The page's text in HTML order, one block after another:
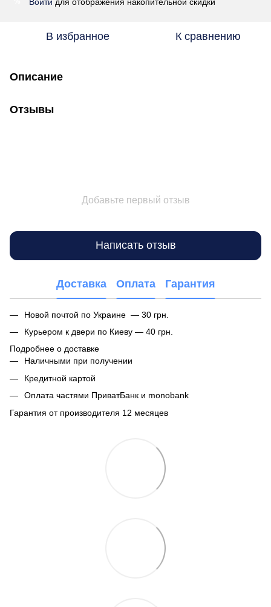
В избранное К сравнению
Описание
Отзывы
Добавьте первый отзыв
Написать отзыв
Доставка Оплата Гарантия
Новой почтой по Украине — 30 грн.
Курьером к двери по Киеву — 40 грн.
Подробнее о доставке
Наличными при получении
Кредитной картой
Оплата частями ПриватБанк и monobank
Гарантия от производителя 12 месяцев